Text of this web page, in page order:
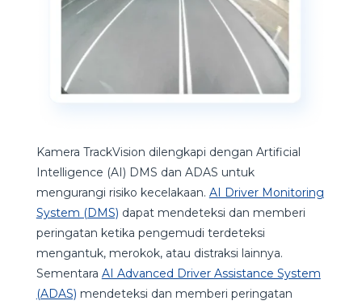
Kamera TrackVision dilengkapi dengan Artificial
Intelligence (AI) DMS dan ADAS untuk
mengurangi risiko kecelakaan. AI Driver Monitoring
System (DMS) dapat mendeteksi dan memberi
peringatan ketika pengemudi terdeteksi
mengantuk, merokok, atau distraksi lainnya.
Sementara AI Advanced Driver Assistance System
(ADAS) mendeteksi dan memberi peringatan